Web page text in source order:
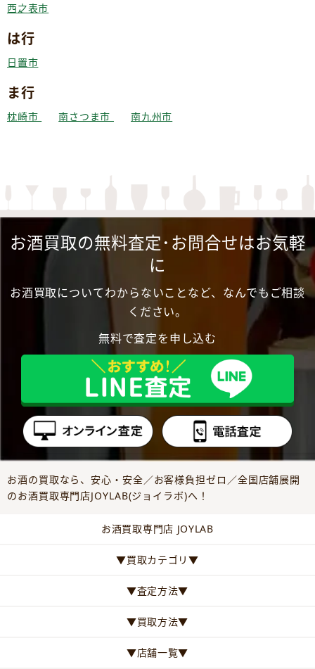
西之表市
は行
日置市
ま行
枕崎市 南さつま市 南九州市
お酒買取の無料査定･お問合せはお気軽
に
お酒買取についてわからないことなど、なんでもご相談
ください。
無料で査定を申し込む
お酒の買取なら、安心・安全／お客様負担ゼロ／全国店舗展開
のお酒買取専門店JOYLAB(ジョイラボ)へ！
お酒買取専門店 JOYLAB
▼買取カテゴリ▼
▼査定方法▼
▼買取方法▼
▼店舗一覧▼